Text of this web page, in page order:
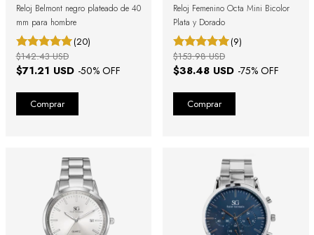
Reloj Belmont negro plateado de 40
mm para hombre
(20)
$71.21 USD -50% OFF
$142.43 USD
Reloj Femenino Octa Mini Bicolor
Plata y Dorado
(9)
$38.48 USD -75% OFF
$153.98 USD